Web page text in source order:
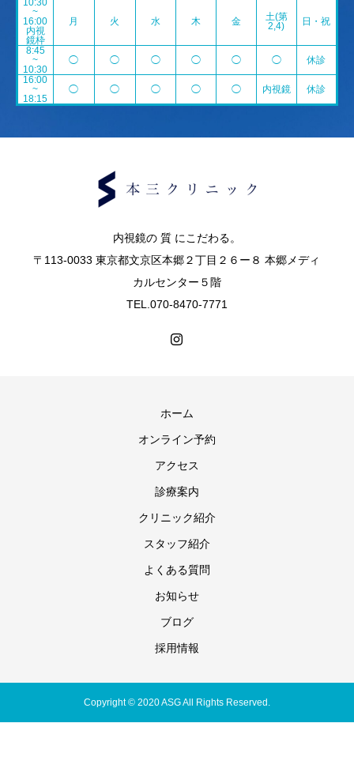
10:30
~
16:00
内視
鏡枠
月 火 水 木 金
土(第
2,4)
日・祝
8:45
~
10:30
◯ ◯ ◯ ◯ ◯ ◯
休診
16:00
~
18:15
◯ ◯ ◯ ◯ ◯ 内視鏡 休診
内視鏡の 質 にこだわる。
〒113-0033 東京都文京区本郷２丁目２６ー８ 本郷メディ
カルセンター５階
TEL.070-8470-7771
ホーム
オンライン予約
アクセス
診療案内
クリニック紹介
スタッフ紹介
よくある質問
お知らせ
ブログ
採用情報
Copyright © 2020 ASG All Rights Reserved.